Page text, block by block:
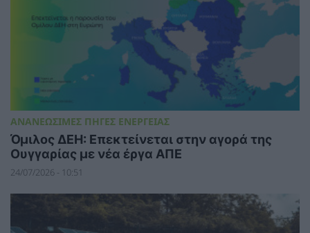
ΑΝΑΝΕΩΣΙΜΕΣ ΠΗΓΕΣ ΕΝΕΡΓΕΙΑΣ
Όμιλος ΔΕΗ: Επεκτείνεται στην αγορά της
Ουγγαρίας με νέα έργα ΑΠΕ
24/07/2026 - 10:51